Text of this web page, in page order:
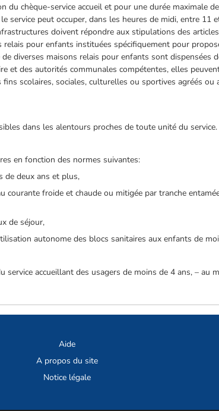
chèque-service accueil et pour une durée maximale de
service peut occuper, dans les heures de midi, entre 11
doivent répondre aux stipulations des
relais pour enfants instituées spécifiquement pour
diverses maisons relais pour enfants sont dispensées
et des autorités communales compétentes, elles
scolaires, sociales, culturelles ou sportives agréés ou
dans les alentours proches de toute unité du service.
en fonction des normes suivantes:
de deux ans et plus,
courante froide et chaude ou mitigée par tranche
de séjour,
autonome des blocs sanitaires aux enfants de
service accueillant des usagers de moins de 4 ans, – au
Aide
A propos du site
Notice légale